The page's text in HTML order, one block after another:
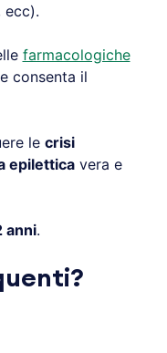
ecc).
farmacologiche
consenta il
le crisi
epiletticavera e
anni.